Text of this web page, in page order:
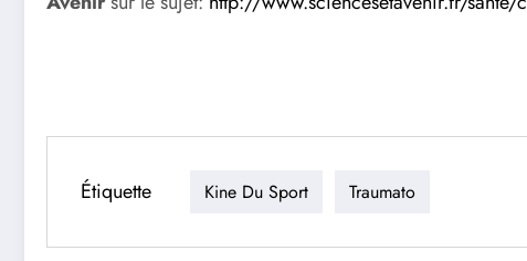
Étiquette Kine Du Sport Traumato